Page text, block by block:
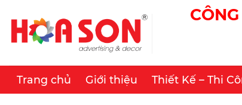
content
Trang chủ Giới thiệu Thiết Kế – Thi